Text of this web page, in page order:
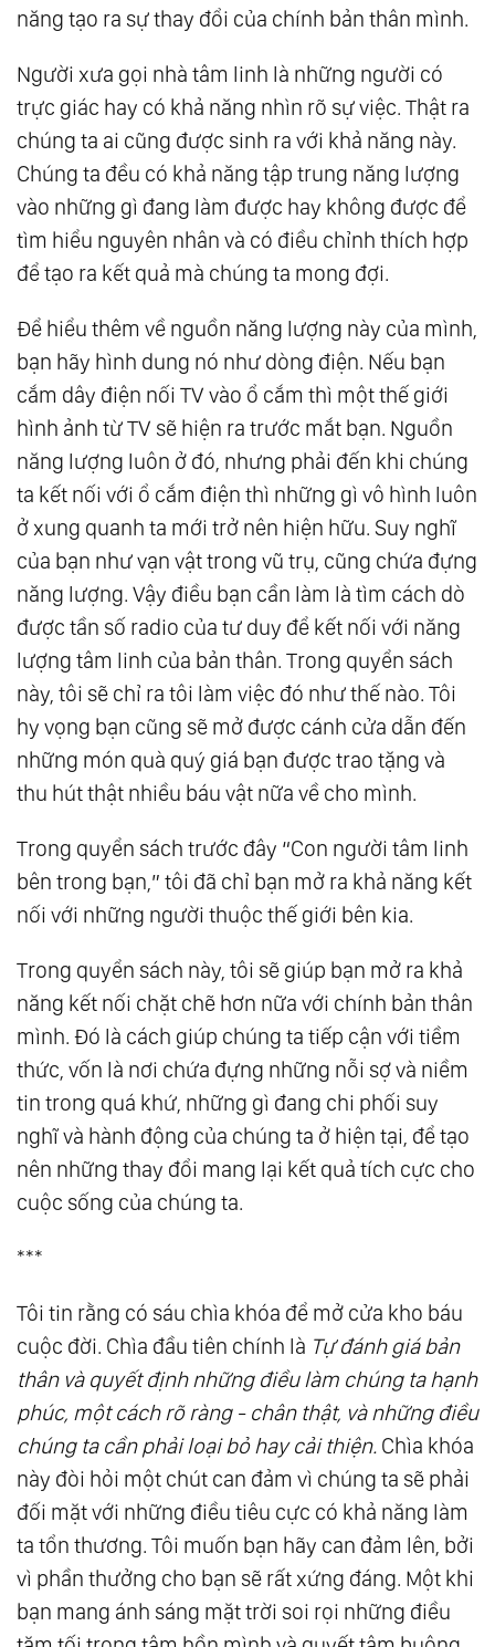
31.Gõ Cửa Thiên Đường - Jeffrey A. Wands
năng tạo ra sự thay đổi của chính bản thân mình.
Người xưa gọi nhà tâm linh là những người có
trực giác hay có khả năng nhìn rõ sự việc. Thật ra
chúng ta ai cũng được sinh ra với khả năng này.
Chúng ta đều có khả năng tập trung năng lượng
vào những gì đang làm được hay không được để
tìm hiểu nguyên nhân và có điều chỉnh thích hợp
để tạo ra kết quả mà chúng ta mong đợi.
Ðể hiểu thêm về nguồn năng lượng này của mình,
bạn hãy hình dung nó như dòng điện. Nếu bạn
cắm dây điện nối TV vào ổ cắm thì một thế giới
hình ảnh từ TV sẽ hiện ra trước mắt bạn. Nguồn
năng lượng luôn ở đó, nhưng phải đến khi chúng
ta kết nối với ổ cắm điện thì những gì vô hình luôn
ở xung quanh ta mới trở nên hiện hữu. Suy nghĩ
của bạn như vạn vật trong vũ trụ, cũng chứa đựng
năng lượng. Vậy điều bạn cần làm là tìm cách dò
được tần số radio của tư duy để kết nối với năng
lượng tâm linh của bản thân. Trong quyển sách
này, tôi sẽ chỉ ra tôi làm việc đó như thế nào. Tôi
hy vọng bạn cũng sẽ mở được cánh cửa dẫn đến
những món quà quý giá bạn được trao tặng và
thu hút thật nhiều báu vật nữa về cho mình.
Trong quyển sách trước đây “Con người tâm linh
bên trong bạn,” tôi đã chỉ bạn mở ra khả năng kết
nối với những người thuộc thế giới bên kia.
Trong quyển sách này, tôi sẽ giúp bạn mở ra khả
năng kết nối chặt chẽ hơn nữa với chính bản thân
mình. Ðó là cách giúp chúng ta tiếp cận với tiềm
thức, vốn là nơi chứa đựng những nỗi sợ và niềm
tin trong quá khứ, những gì đang chi phối suy
nghĩ và hành động của chúng ta ở hiện tại, để tạo
nên những thay đổi mang lại kết quả tích cực cho
cuộc sống của chúng ta.
***
Tôi tin rằng có sáu chìa khóa để mở cửa kho báu
cuộc đời. Chìa đầu tiên chính là Tự đánh giá bản
thân và quyết định những điều làm chúng ta hạnh
phúc, một cách rõ ràng - chân thật, và những điều
chúng ta cần phải loại bỏ hay cải thiện. Chìa khóa
này đòi hỏi một chút can đảm vì chúng ta sẽ phải
đối mặt với những điều tiêu cực có khả năng làm
ta tổn thương. Tôi muốn bạn hãy can đảm lên, bởi
vì phần thưởng cho bạn sẽ rất xứng đáng. Một khi
bạn mang ánh sáng mặt trời soi rọi những điều